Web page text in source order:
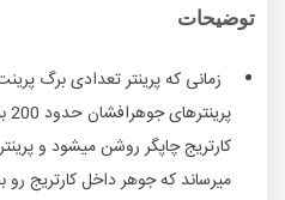
توضیحات
زمانی که پرینتر تعدادی برگ
کارتریج چاپگر روشن میشود و
میرساند که جوهر داخل کارتریج